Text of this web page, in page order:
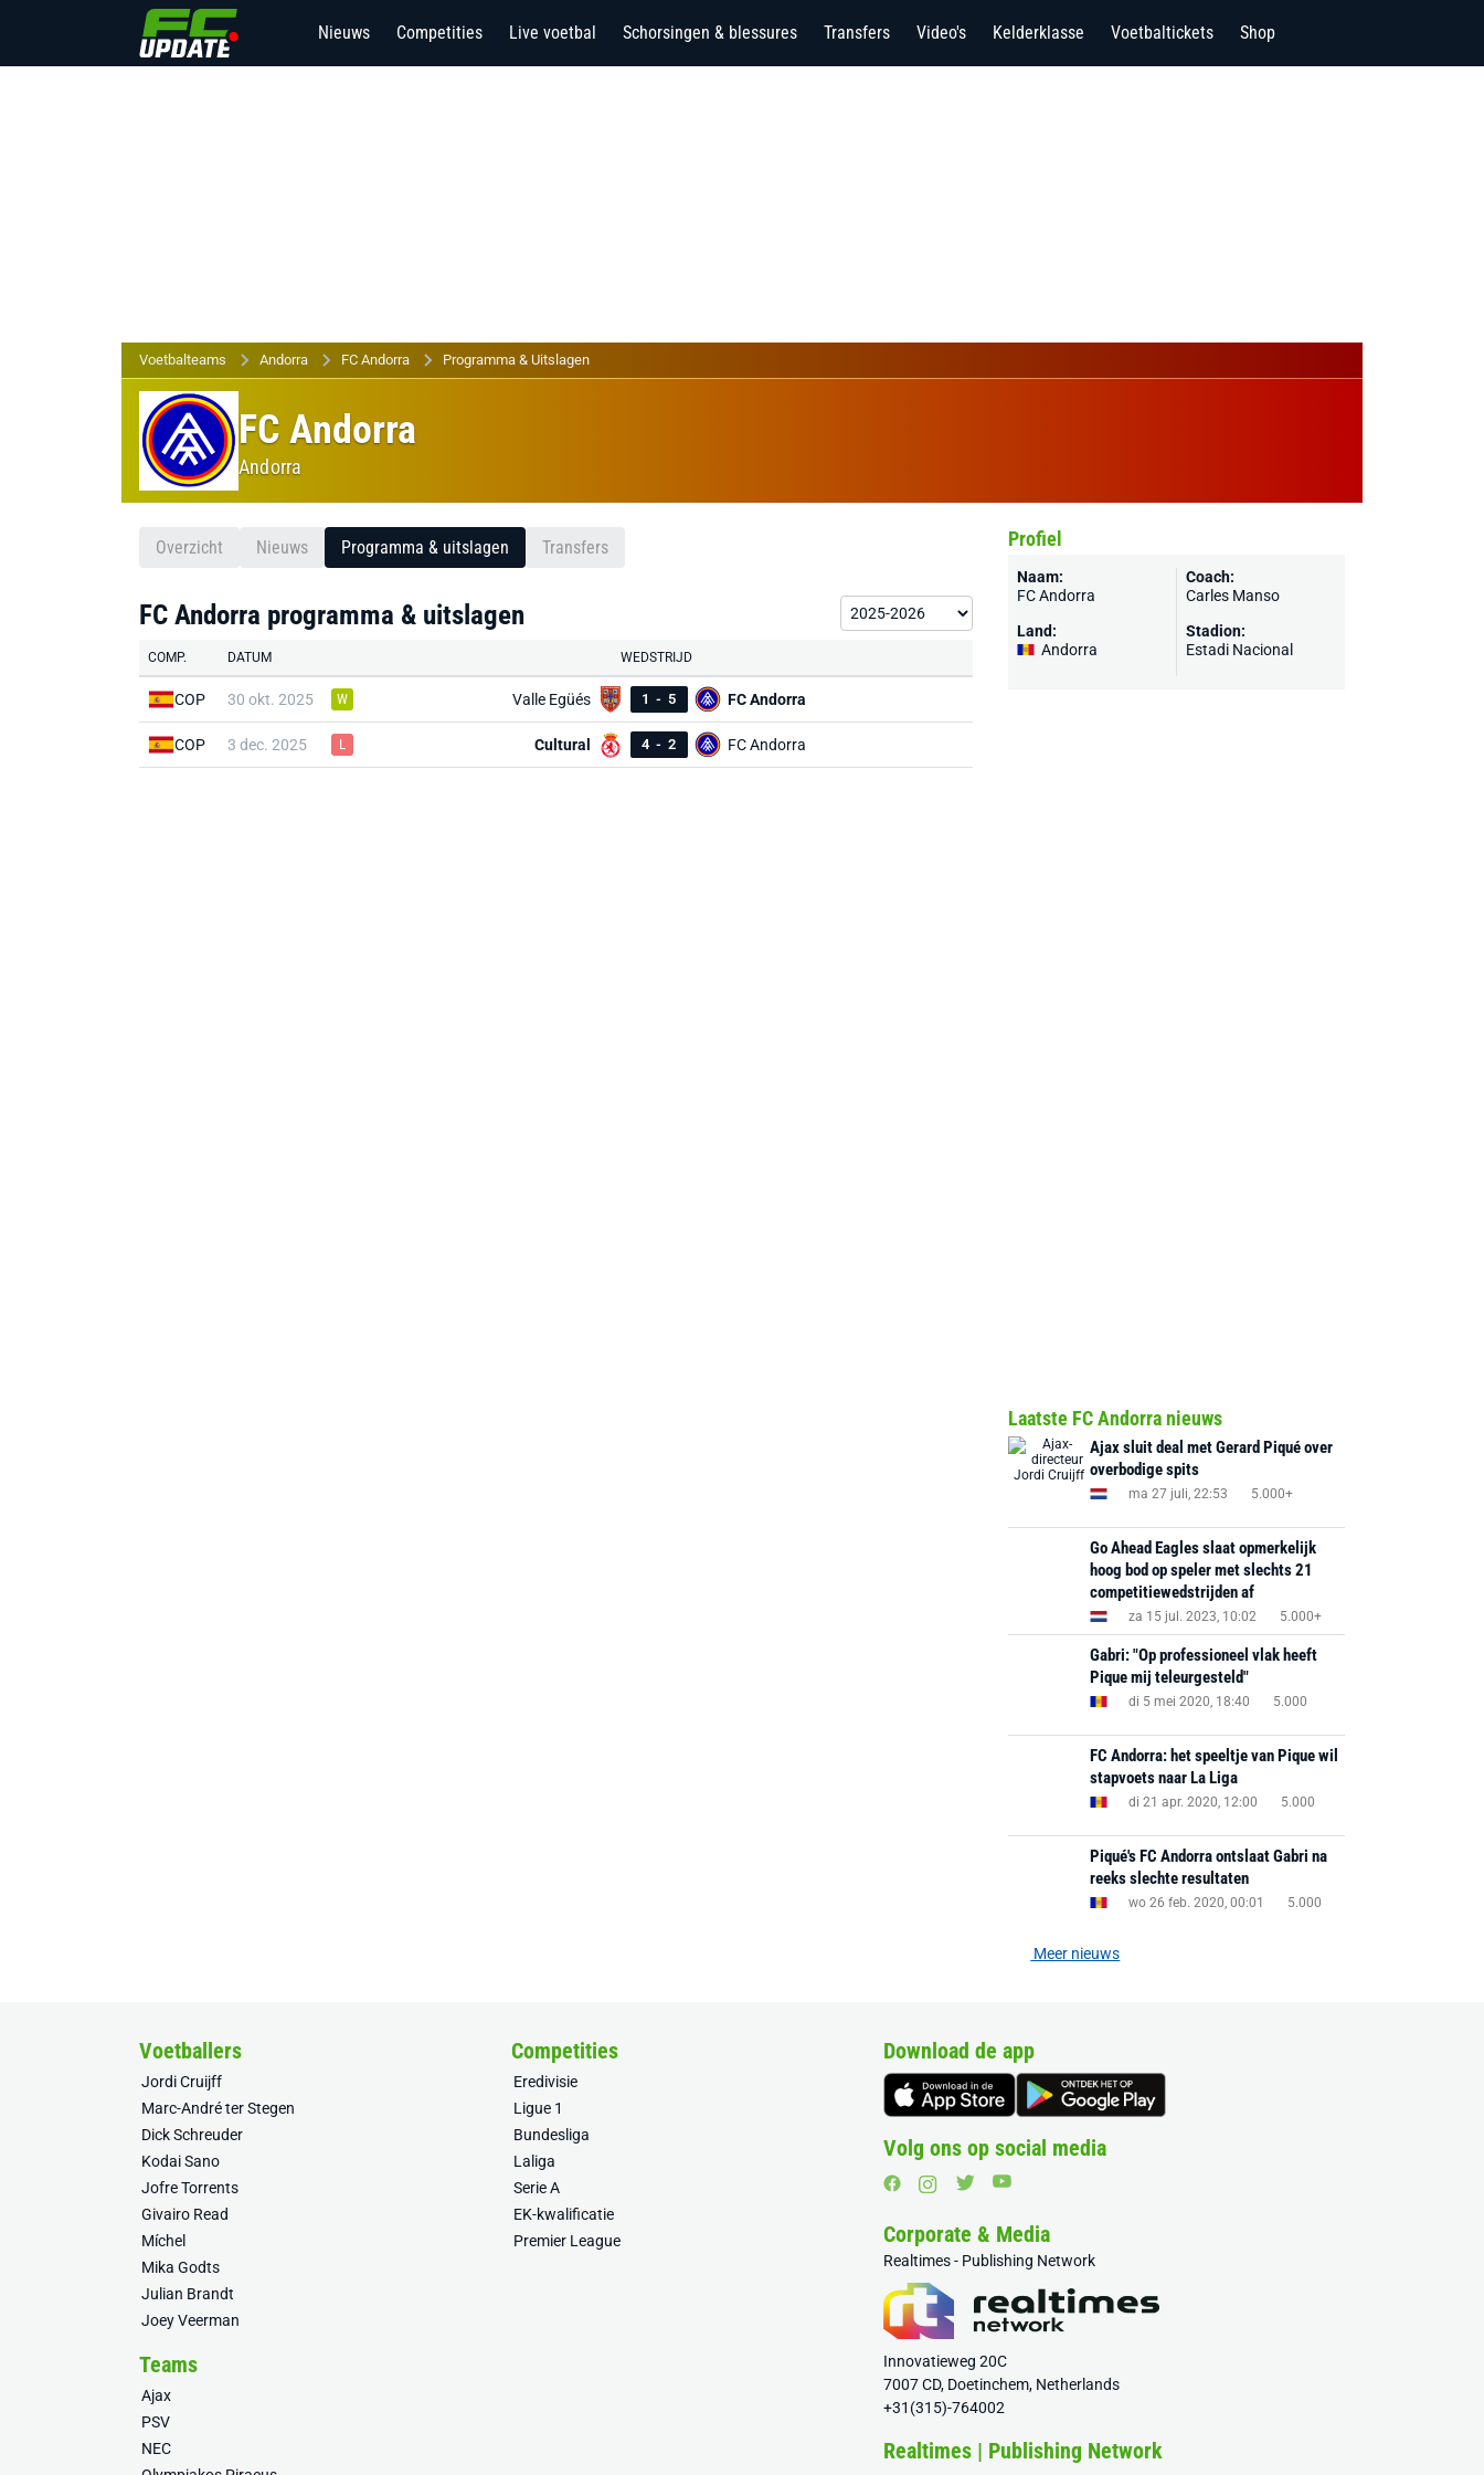
Nieuws Competities Live voetbal Schorsingen & blessures Transfers Video's Kelderklasse Voetbaltickets Shop
Voetbalteams Andorra FC Andorra Programma & Uitslagen
FC Andorra
Andorra
Overzicht Nieuws Programma & uitslagen Transfers
FC Andorra programma & uitslagen
COMP. DATUM WEDSTRIJD
COP 30 okt. 2025 W Valle Egüés 1 - 5 FC Andorra
COP 3 dec. 2025 L Cultural 4 - 2 FC Andorra
Profiel
Naam:
FC Andorra
Land:
Andorra
Coach:
Carles Manso
Stadion:
Estadi Nacional
Laatste FC Andorra nieuws
Ajax sluit deal met Gerard Piqué over
overbodige spits
ma 27 juli, 22:53 5.000+
Go Ahead Eagles slaat opmerkelijk
hoog bod op speler met slechts 21
competitiewedstrijden af
za 15 jul. 2023, 10:02 5.000+
Gabri: "Op professioneel vlak heeft
Pique mij teleurgesteld"
di 5 mei 2020, 18:40 5.000
FC Andorra: het speeltje van Pique wil
stapvoets naar La Liga
di 21 apr. 2020, 12:00 5.000
Piqué's FC Andorra ontslaat Gabri na
reeks slechte resultaten
wo 26 feb. 2020, 00:01 5.000
Meer nieuws
Voetballers
Jordi Cruijff
Marc-André ter Stegen
Dick Schreuder
Kodai Sano
Jofre Torrents
Givairo Read
Míchel
Mika Godts
Julian Brandt
Joey Veerman
Competities
Eredivisie
Ligue 1
Bundesliga
Laliga
Serie A
EK-kwalificatie
Premier League
Teams
Ajax
PSV
NEC
Download de app
Volg ons op social media
Corporate & Media
Realtimes - Publishing Network
Innovatieweg 20C
7007 CD, Doetinchem, Netherlands
+31(315)-764002
Realtimes | Publishing Network